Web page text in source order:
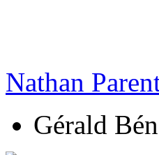
Nathan
Gérald